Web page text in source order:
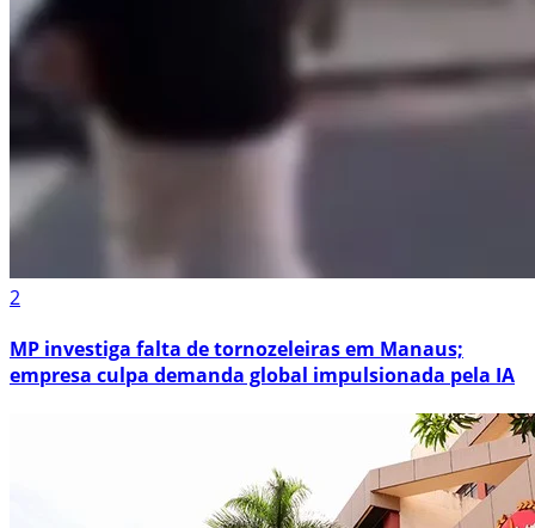
2
MP investiga falta de tornozeleiras em Manaus;
empresa culpa demanda global impulsionada pela IA